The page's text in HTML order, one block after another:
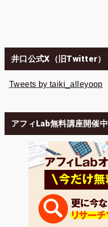
井口公式X（旧Twitter）
Tweets by taiki_alleyoop
アフィLab無料講座開催中